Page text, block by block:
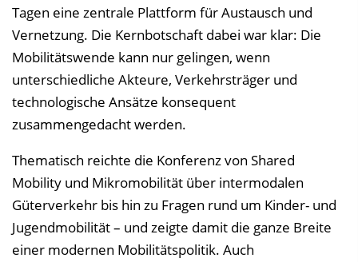
Tagen eine zentrale Plattform für Austausch und
Vernetzung. Die Kernbotschaft dabei war klar: Die
Mobilitätswende kann nur gelingen, wenn
unterschiedliche Akteure, Verkehrsträger und
technologische Ansätze konsequent
zusammengedacht werden.
Thematisch reichte die Konferenz von Shared
Mobility und Mikromobilität über intermodalen
Güterverkehr bis hin zu Fragen rund um Kinder- und
Jugendmobilität – und zeigte damit die ganze Breite
einer modernen Mobilitätspolitik. Auch